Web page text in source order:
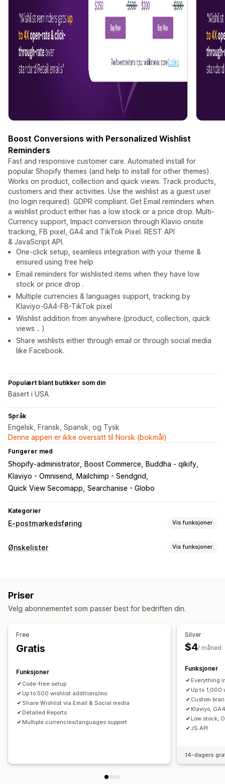
Boost Conversions with Personalized Wishlist
Reminders
Fast and responsive customer care. Automated install for
popular Shopify themes (and help to install for other themes).
Works on product, collection and quick views. Track products,
customers and their activities. Use the wishlist as a guest user
(no login required). GDPR compliant. Get Email reminders when
a wishlist product either has a low stock or a price drop. Multi-
Currency support, Impact conversion through Klavio onsite
tracking, FB pixel, GA4 and TikTok Pixel. REST API
& JavaScript API.
One-click setup, seamless integration with your theme &
ensured using free help
Email reminders for wishlisted items when they have low
stock or price drop .
Multiple currencies & languages support, tracking by
Klaviyo-GA4-FB-TikTok pixel
Wishlist addition from anywhere (product, collection, quick
views .. )
Share wishlists either through email or through social media
like Facebook.
Populært blant butikker som din
Basert i USA
Språk
Engelsk, Fransk, Spansk, og Tysk
Denne appen er ikke oversatt til Norsk (bokmål)
Fungerer med
Shopify-administrator Boost Commerce Buddha - qikify
Klaviyo - Omnisend Mailchimp - Sendgrid
Quick View Secomapp Searchanise - Globo
Kategorier
E-postmarkedsføring Vis funksjoner
Kampanjetyper
Administrere kampanjer
Maler
Oversettelse Lokalisering
Import og eksport
Rapportering
API-er og webhooker
Ønskelister Vis funksjoner
Favoritter
Listeadministrasjon
Instrumentbord
Konverteringsanalyse
Tilpasset merkevarebygging
Tilpassede ikoner
Prisvarsler
Lagerbeholdningsvarsler
Priser
Velg abonnementet som passer best for bedriften din.
Free
Gratis
Funksjoner
Code-free setup
Up to 500 wishlist additions/mo
Share Wishlist via Email & Social media
Detailed Reports
Multiple currencies/languages support
Silver
$4/ måned
Funksjoner
Everything
Up to 1,000
Custom
Klaviyo,
Low stock,
JS API
14-dagers